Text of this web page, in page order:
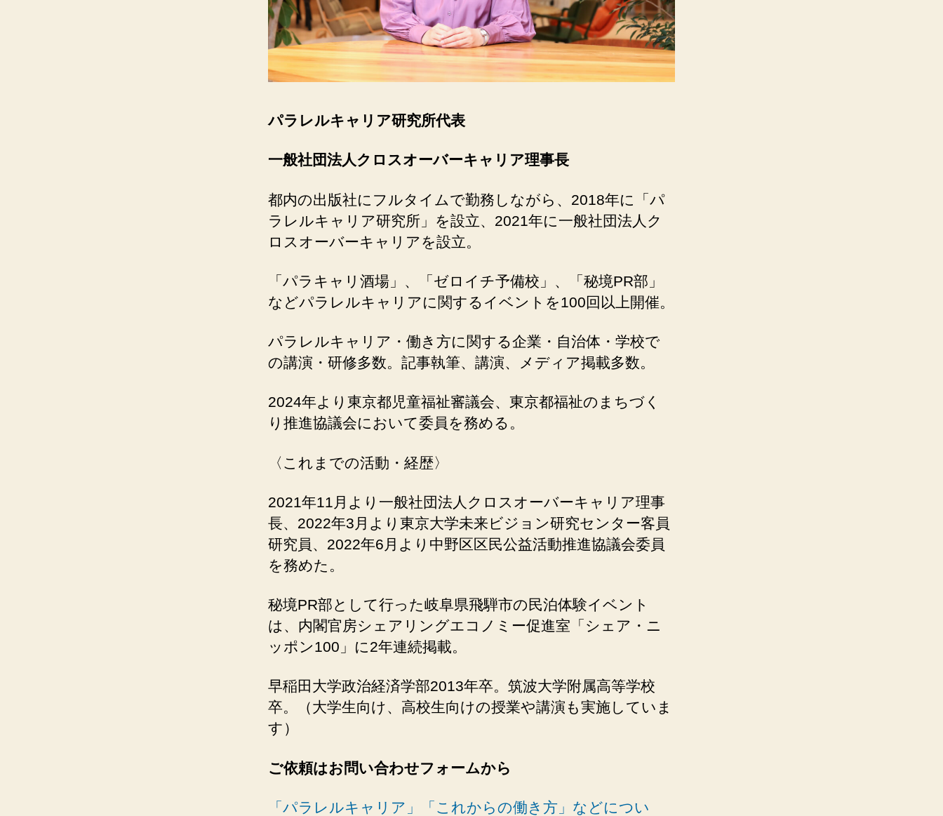
パラレルキャリア研究所代表
一般社団法人クロスオーバーキャリア理事長
都内の出版社にフルタイムで勤務しながら、2018年に「パ
ラレルキャリア研究所」を設立、2021年に一般社団法人ク
ロスオーバーキャリアを設立。
「パラキャリ酒場」、「ゼロイチ予備校」、「秘境PR部」
などパラレルキャリアに関するイベントを100回以上開催。
パラレルキャリア・働き方に関する企業・自治体・学校で
の講演・研修多数。記事執筆、講演、メディア掲載多数。
2024年より東京都児童福祉審議会、東京都福祉のまちづく
り推進協議会において委員を務める。
〈これまでの活動・経歴〉
2021年11月より一般社団法人クロスオーバーキャリア理事
長、2022年3月より東京大学未来ビジョン研究センター客員
研究員、2022年6月より中野区区民公益活動推進協議会委員
を務めた。
秘境PR部として行った岐阜県飛騨市の民泊体験イベント
は、内閣官房シェアリングエコノミー促進室「シェア・ニ
ッポン100」に2年連続掲載。
早稲田大学政治経済学部2013年卒。筑波大学附属高等学校
卒。（大学生向け、高校生向けの授業や講演も実施していま
す）
ご依頼はお問い合わせフォームから
「パラレルキャリア」「これからの働き方」などについ